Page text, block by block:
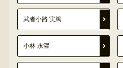
武者小路 実篤
小林 永濯